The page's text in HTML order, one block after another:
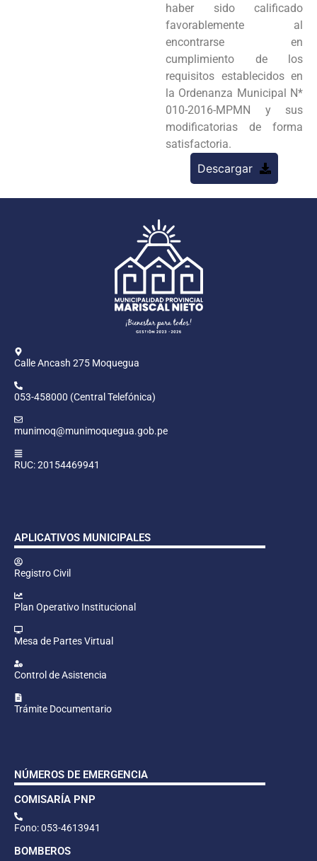
haber sido calificado
favorablemente al
encontrarse en
cumplimiento de los
requisitos establecidos en
la Ordenanza Municipal N*
010-2016-MPMN y sus
modificatorias de forma
satisfactoria.
Descargar
Calle Ancash 275 Moquegua
053-458000 (Central Telefónica)
munimoq@munimoquegua.gob.pe
RUC: 20154469941
APLICATIVOS MUNICIPALES
Registro Civil
Plan Operativo Institucional
Mesa de Partes Virtual
Control de Asistencia
Trámite Documentario
NÚMEROS DE EMERGENCIA
COMISARÍA PNP
Fono: 053-4613941
BOMBEROS